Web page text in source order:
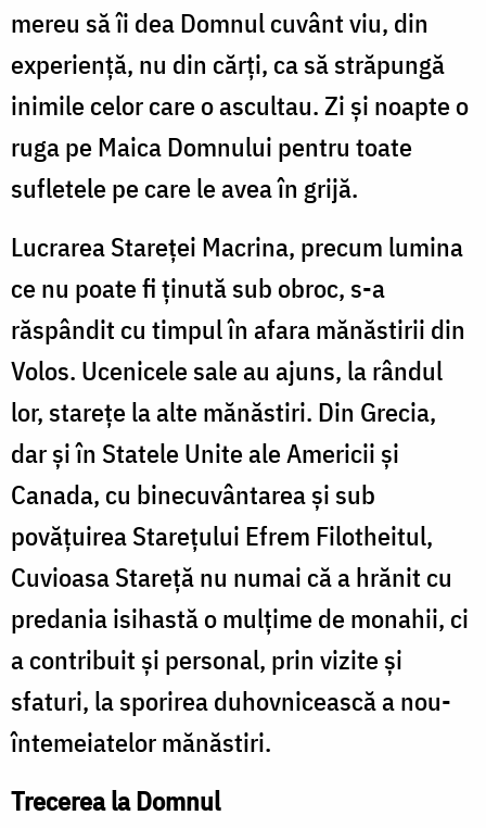
mereu să îi dea Domnul cuvânt viu, din
experienţă, nu din cărţi, ca să străpungă
inimile celor care o ascultau. Zi şi noapte o
ruga pe Maica Domnului pentru toate
sufletele pe care le avea în grijă.
Lucrarea Stareţei Macrina, precum lumina
ce nu poate fi ţinută sub obroc, s-a
răspândit cu timpul în afara mănăstirii din
Volos. Ucenicele sale au ajuns, la rândul
lor, stareţe la alte mănăstiri. Din Grecia,
dar şi în Statele Unite ale Americii şi
Canada, cu binecuvântarea şi sub
povățuirea Stareţului Efrem Filotheitul,
Cuvioasa Stareţă nu numai că a hrănit cu
predania isihastă o mulţime de monahii, ci
a contribuit şi personal, prin vizite şi
sfaturi, la sporirea duhovnicească a nou-
întemeiatelor mănăstiri.
Trecerea la Domnul